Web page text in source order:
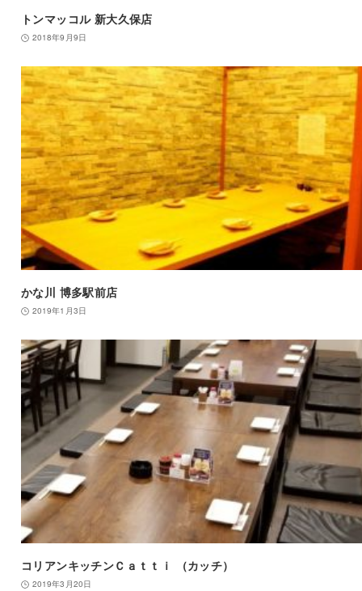
トンマッコル 新大久保店
2018年9月9日
かな川 博多駅前店
2019年1月3日
コリアンキッチンＣａｔｔｉ （カッチ）
2019年3月20日